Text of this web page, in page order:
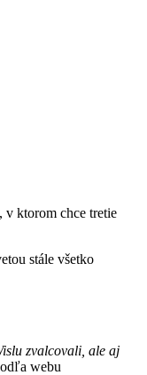
ktorom chce tretie
stále všetko
zvalcovali, ale aj
webu